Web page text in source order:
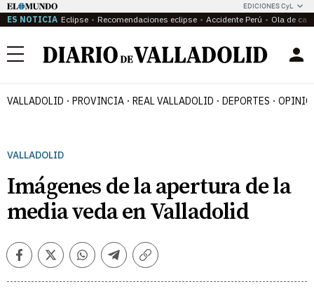
EDICIONES CyL
ES NOTICIA Eclipse Recomendaciones eclipse Accidente Perú Ola de
Menú
VALLADOLID PROVINCIA REAL VALLADOLID DEPORTES
VALLADOLID
Imágenes de la apertura de la
media veda en Valladolid
FacebookTwitterWhatsappTelegramCopiar